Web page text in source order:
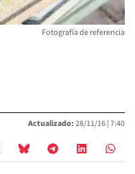
Fotografía de referencia
Actualizado:28/11/16 |7:40